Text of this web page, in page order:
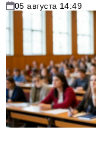
05 августа 14:49